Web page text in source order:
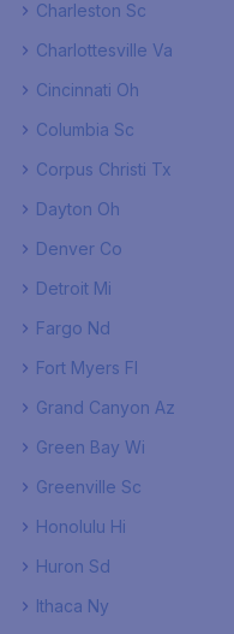
Charleston Sc
Charlottesville Va
Cincinnati Oh
Columbia Sc
Corpus Christi Tx
Dayton Oh
Denver Co
Detroit Mi
Fargo Nd
Fort Myers Fl
Grand Canyon Az
Green Bay Wi
Greenville Sc
Honolulu Hi
Huron Sd
Ithaca Ny